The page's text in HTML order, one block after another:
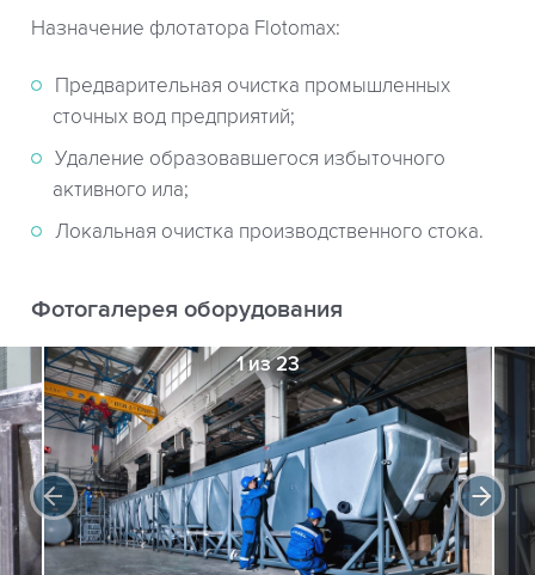
Назначение флотатора Flotomax:
Предварительная очистка промышленных
сточных вод предприятий;
Удаление образовавшегося избыточного
активного ила;
Локальная очистка производственного стока.
Фотогалерея оборудования
1 из 23